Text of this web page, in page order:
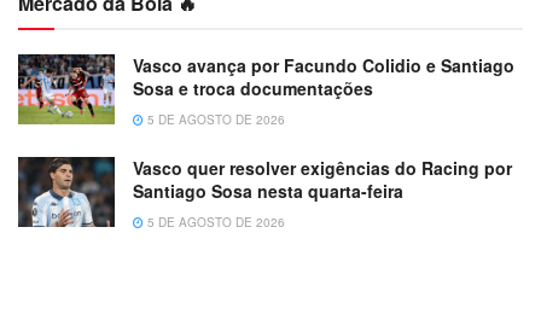
Vasco avança por Facundo Colidio e Santiago
Sosa e troca documentações
5 DE AGOSTO DE 2026
Vasco quer resolver exigências do Racing por
Santiago Sosa nesta quarta-feira
5 DE AGOSTO DE 2026